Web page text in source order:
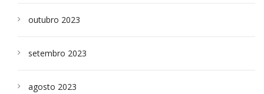
outubro 2023
setembro 2023
agosto 2023